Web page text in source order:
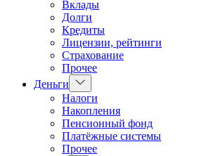
Вклады
Долги
Кредиты
Лицензии, рейтинги
Страхование
Прочее
Деньги
Показать
подменю
Налоги
Накопления
Пенсионный фонд
Платёжные системы
Прочее